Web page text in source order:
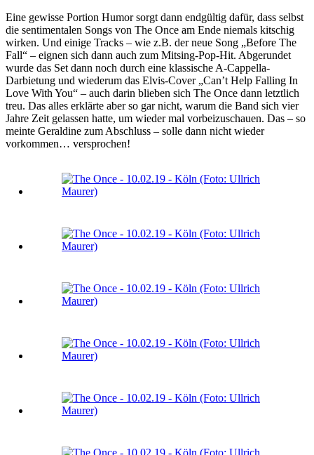
Eine gewisse Portion Humor sorgt dann endgültig dafür, dass selbst
die sentimentalen Songs von The Once am Ende niemals kitschig
wirken. Und einige Tracks – wie z.B. der neue Song „Before The
Fall“ – eignen sich dann auch zum Mitsing-Pop-Hit. Abgerundet
wurde das Set dann noch durch eine klassische A-Cappella-
Darbietung und wiederum das Elvis-Cover „Can’t Help Falling In
Love With You“ – auch darin blieben sich The Once dann letztlich
treu. Das alles erklärte aber so gar nicht, warum die Band sich vier
Jahre Zeit gelassen hatte, um wieder mal vorbeizuschauen. Das – so
meinte Geraldine zum Abschluss – solle dann nicht wieder
vorkommen… versprochen!